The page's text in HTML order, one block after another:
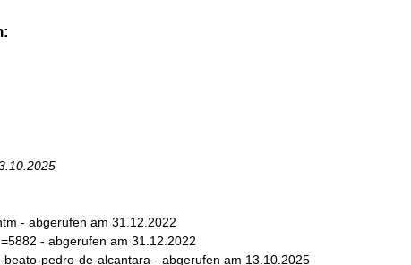
- abgerufen am 31.12.2022
- abgerufen am 31.12.2022
pedro-de-alcantara - abgerufen am 13.10.2025